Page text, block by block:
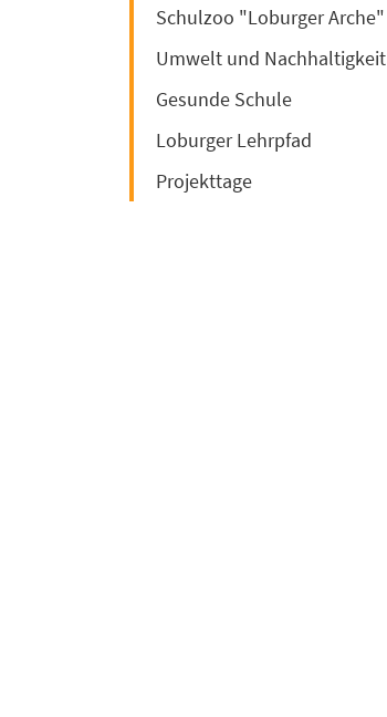
Schulzoo "Loburger Arche"
Umwelt und Nachhaltigkeit
Gesunde Schule
Loburger Lehrpfad
Projekttage